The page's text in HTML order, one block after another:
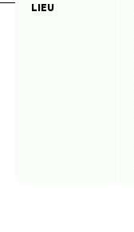
LIEU